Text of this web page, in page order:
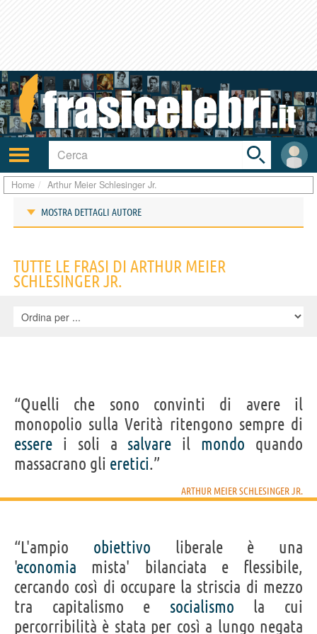
Attiva/disattiva
navigazione
User
area
Toggle
search
bar
Home Arthur Meier Schlesinger Jr.
MOSTRA DETTAGLI AUTORE
Nome Arthur Meier
Cognome Schlesinger Jr.
Nato 15 ottobre 1917 a Columbus
Morto 28 febbraio 2007 a Manhattan, New York
Sesso maschile
Nazionalità statunitense
Professione storico
Bilancia
CENNI BIOGRAFICI
Seconda guerra mondiale, insegnò ad Harvard e, tra i vari
riconoscimenti, vinse il Premio Pulitzer nel 1946 per lo scritto "The Age
of Jackson". Fu inoltre redattore dei discorsi elettorali per John F.
Kennedy.
Frasi, citazioni e aforismi di Arthur Meier Schlesinger Jr.
TUTTE LE FRASI DI ARTHUR MEIER
SCHLESINGER JR.
“Quelli che sono convinti di avere il
monopolio sulla Verità ritengono sempre di
essere i soli a salvare il mondo quando
massacrano gli eretici.”
ARTHUR MEIER SCHLESINGER JR.
“L'ampio obiettivo liberale è una
'economia mista' bilanciata e flessibile,
cercando così di occupare la striscia di mezzo
tra capitalismo e socialismo la cui
percorribilità è stata per così a lungo negata